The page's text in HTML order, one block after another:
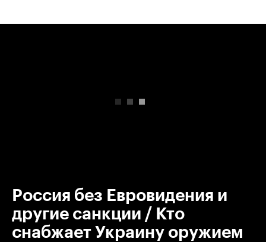
Россия без Евровидения и
другие санкции / Кто
снабжает Украину оружием